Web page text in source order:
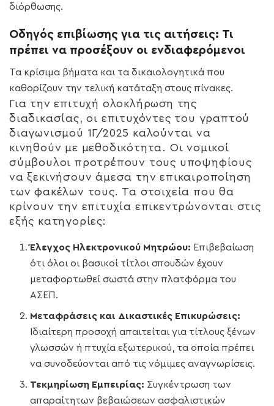
διόρθωσης.
Οδηγός επιβίωσης για τις αιτήσεις: Τι
πρέπει να προσέξουν οι ενδιαφερόμενοι
Τα κρίσιμα βήματα και τα δικαιολογητικά που
καθορίζουν την τελική κατάταξη στους πίνακες.
Για την επιτυχή ολοκλήρωση της
διαδικασίας, οι επιτυχόντες του γραπτού
διαγωνισμού 1Γ/2025 καλούνται να
κινηθούν με μεθοδικότητα. Οι νομικοί
σύμβουλοι προτρέπουν τους υποψηφίους
να ξεκινήσουν άμεσα την επικαιροποίηση
των φακέλων τους. Τα στοιχεία που θα
κρίνουν την επιτυχία επικεντρώνονται στις
εξής κατηγορίες:
Έλεγχος Ηλεκτρονικού Μητρώου: Επιβεβαίωση
ότι όλοι οι βασικοί τίτλοι σπουδών έχουν
μεταφορτωθεί σωστά στην πλατφόρμα του
ΑΣΕΠ.
Μεταφράσεις και Δικαστικές Επικυρώσεις:
Ιδιαίτερη προσοχή απαιτείται για τίτλους ξένων
γλωσσών ή πτυχία εξωτερικού, τα οποία πρέπει
να συνοδεύονται από τις νόμιμες αναγνωρίσεις.
Τεκμηρίωση Εμπειρίας: Συγκέντρωση των
απαραίτητων βεβαιώσεων ασφαλιστικών